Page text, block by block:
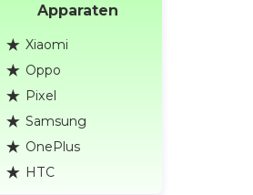
Apparaten
Xiaomi
Oppo
Pixel
Samsung
OnePlus
HTC